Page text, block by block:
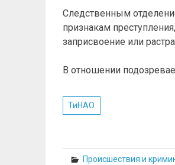
Следственным
признакам
заприсвоение или
В отношении
ТиНАО
Происшествия и